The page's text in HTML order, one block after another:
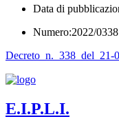
Data di
Numero:2022/0338
Decreto_n._338_del_21-
E.I.P.L.I.